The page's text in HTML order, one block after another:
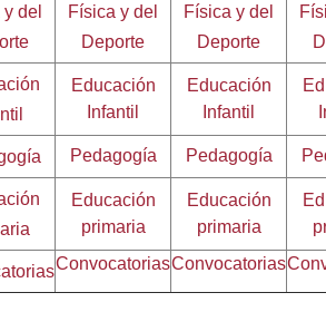
del
Física y del
Deporte
Física y del
Deporte
Educación
Infantil
Educación
Infantil
Pedagogía Pedagogía
Educación
primaria
Educación
primaria
ConvocatoriasConvocatorias